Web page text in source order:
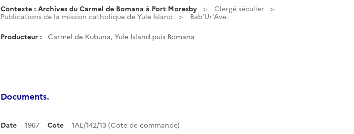
Contexte : Archives du Carmel de Bomana à Port Moresby
Clergé séculier
Publications de la mission catholique de Yule Island
Bab'Ur'Ave.
Producteur : Carmel de Kubuna, Yule Island puis Bomana
Documents.
Date 1967 Cote 1AE/142/13 (Cote de commande)